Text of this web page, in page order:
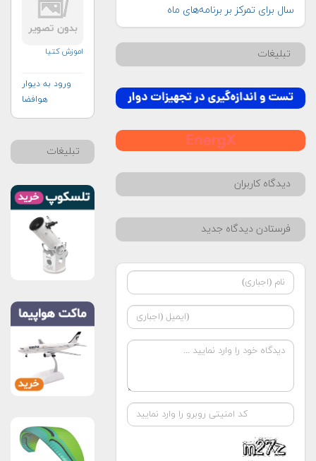
سال برای تمرکز بر برنامه‌های ماه
تبلیغات
دیدگاه کاربران
فرستادن دیدگاه جدید
اموزش کتیا
ورود به دیوار
هوافضا
تبلیغات